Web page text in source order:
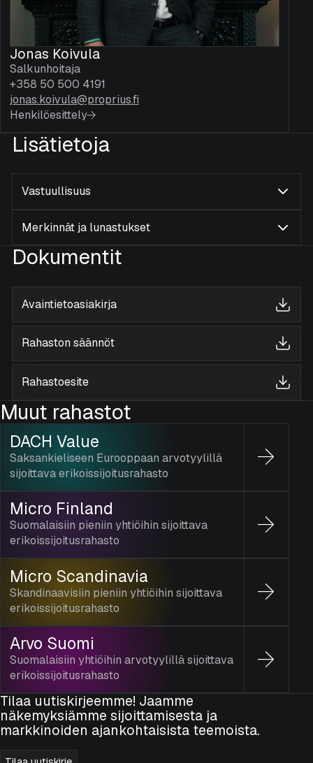
Jonas Koivula
Salkunhoitaja
+358 50 500 4191
jonas.koivula@proprius.fi
Henkilöesittely
Lisätietoja
Vastuullisuus
Merkinnät ja lunastukset
Dokumentit
Avaintietoasiakirja
Rahaston säännöt
Rahastoesite
Muut rahastot
DACH Value
Saksankieliseen Eurooppaan arvotyylillä
sijoittava erikoissijoitusrahasto
Micro Finland
Suomalaisiin pieniin yhtiöihin sijoittava
erikoissijoitusrahasto
Micro Scandinavia
Skandinaavisiin pieniin yhtiöihin sijoittava
erikoissijoitusrahasto
Arvo Suomi
Suomalaisiin yhtiöihin arvotyylillä sijoittava
erikoissijoitusrahasto
Tilaa uutiskirjeemme! Jaamme
näkemyksiämme sijoittamisesta ja
markkinoiden ajankohtaisista teemoista.